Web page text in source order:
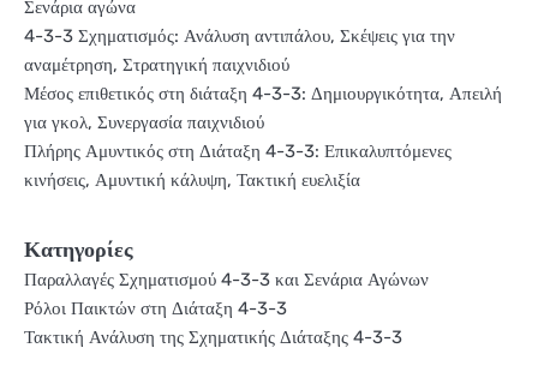
Σενάρια αγώνα
4-3-3 Σχηματισμός: Ανάλυση αντιπάλου, Σκέψεις για την
αναμέτρηση, Στρατηγική παιχνιδιού
Μέσος επιθετικός στη διάταξη 4-3-3: Δημιουργικότητα, Απειλή
για γκολ, Συνεργασία παιχνιδιού
Πλήρης Αμυντικός στη Διάταξη 4-3-3: Επικαλυπτόμενες
κινήσεις, Αμυντική κάλυψη, Τακτική ευελιξία
Κατηγορίες
Παραλλαγές Σχηματισμού 4-3-3 και Σενάρια Αγώνων
Ρόλοι Παικτών στη Διάταξη 4-3-3
Τακτική Ανάλυση της Σχηματικής Διάταξης 4-3-3